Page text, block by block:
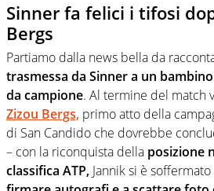
Sinner fa felici i tifosi
Bergs
Partiamo dalla news bella da
trasmessa da Sinner a un
da campione. Al termine del match
Zizou Bergs, primo atto della
di San Candido che dovrebbe
– con la riconquista della posizione
classifica ATP, Jannik si è